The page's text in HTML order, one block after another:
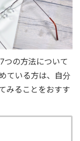
つの方法について
ている方は、自分
みることをおすす